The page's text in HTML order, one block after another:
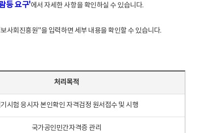
등 요구'에서 자세한 사항을 확인하실 수 있습니다.
회진흥원"을 입력하면 세부 내용을 확인할 수 있습니다.
처리목적
시험 응시자 본인확인 자격검정 원서접수 및 시행
국가공인민간자격증 관리